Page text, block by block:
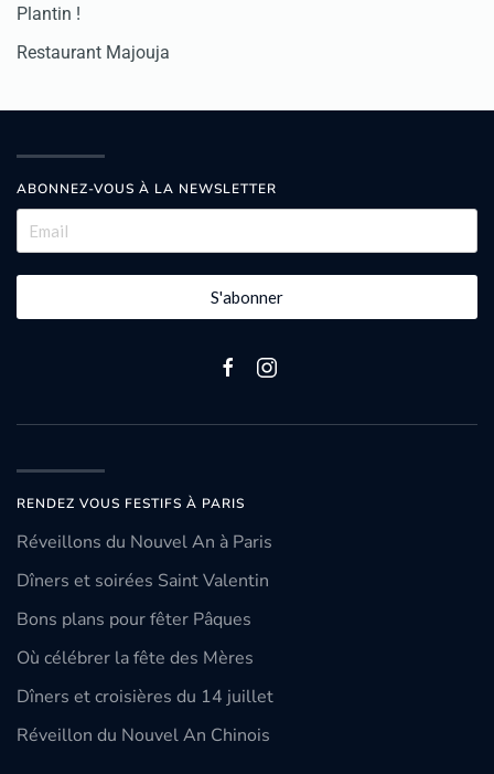
Plantin !
Restaurant Majouja
ABONNEZ-VOUS À LA NEWSLETTER
S'abonner
RENDEZ VOUS FESTIFS À PARIS
Réveillons du Nouvel An à Paris
Dîners et soirées Saint Valentin
Bons plans pour fêter Pâques
Où célébrer la fête des Mères
Dîners et croisières du 14 juillet
Réveillon du Nouvel An Chinois